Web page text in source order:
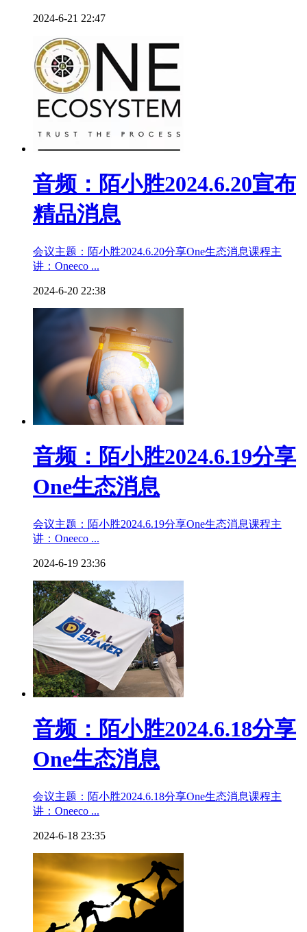
2024-6-21 22:47
音频：陌小胜2024.6.20宣布
精品消息
会议主题：陌小胜2024.6.20分享One生态消息课程主
讲：Oneeco ...
2024-6-20 22:38
音频：陌小胜2024.6.19分享
One生态消息
会议主题：陌小胜2024.6.19分享One生态消息课程主
讲：Oneeco ...
2024-6-19 23:36
音频：陌小胜2024.6.18分享
One生态消息
会议主题：陌小胜2024.6.18分享One生态消息课程主
讲：Oneeco ...
2024-6-18 23:35